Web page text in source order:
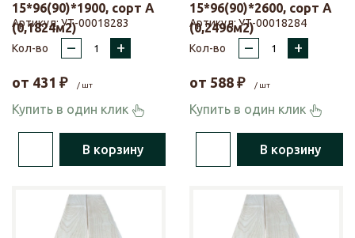
15*96(90)*1900, сорт А
(0,1824м2)
Артикул:УТ-00018283
Кол-во
– +
от 431 ₽ / шт
Купить в один клик
В корзину
15*96(90)*2600, сорт А
(0,2496м2)
Артикул:УТ-00018284
Кол-во
– +
от 588 ₽ / шт
Купить в один клик
В корзину